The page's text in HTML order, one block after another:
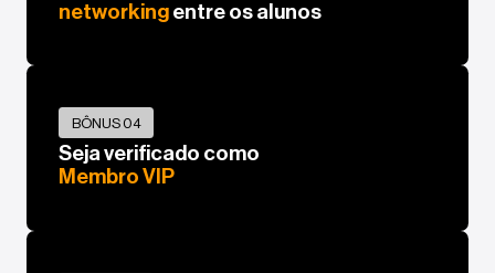
networkingentre os alunos
BÔNUS 04
Seja verificado como
Membro VIP